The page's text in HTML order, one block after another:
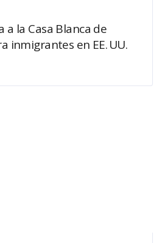
a la Casa Blanca de
inmigrantes en EE. UU.